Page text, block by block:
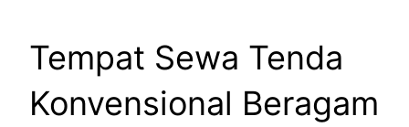
Tempat Sewa Tenda
Konvensional Beragam